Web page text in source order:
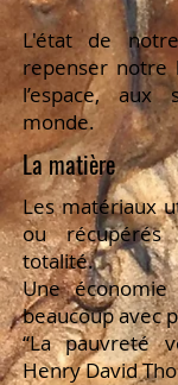
L'état de
repenser notre
l’espace, aux
monde.
La matière
Les matériaux
ou
totalité.
Une
beaucoup avec
“La pauvreté
Henry David